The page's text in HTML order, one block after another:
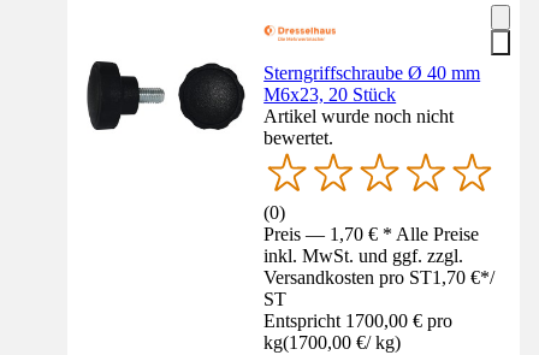
Sterngriffschraube Ø 40 mm
M6x23, 20 Stück
Artikel wurde noch nicht
bewertet.
(0)
Preis — 1,70 € * Alle Preise
inkl. MwSt. und ggf. zzgl.
Versandkosten pro ST1,70 €*/
ST
Entspricht 1700,00 € pro
kg(1700,00 €/ kg)